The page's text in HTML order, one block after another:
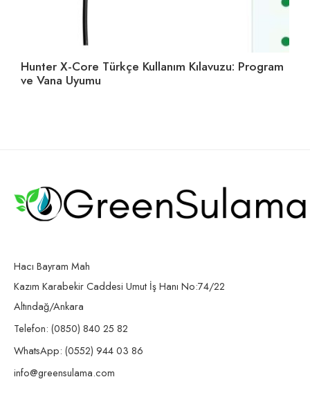
Hunter X-Core Türkçe Kullanım Kılavuzu: Program
ve Vana Uyumu
Hacı Bayram Mah
Kazım Karabekir Caddesi Umut İş Hanı No:74/22
Altındağ/Ankara
Telefon: (0850) 840 25 82
WhatsApp: (0552) 944 03 86
info@greensulama.com